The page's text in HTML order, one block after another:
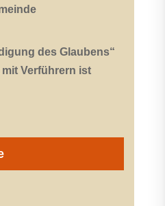
des Glaubens“
Verführern ist